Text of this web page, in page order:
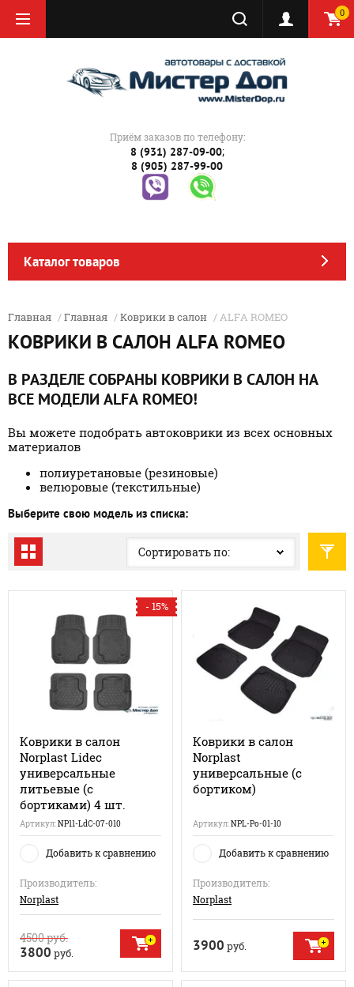
0
Приём заказов по телефону:
8 (931) 287-09-00;
8 (905) 287-99-00
Каталог товаров
Главная /Главная /Коврики в салон / ALFA ROMEO
КОВРИКИ В САЛОН ALFA ROMEO
В РАЗДЕЛЕ СОБРАНЫ КОВРИКИ В САЛОН НА
ВСЕ МОДЕЛИ ALFA ROMEO!
Вы можете подобрать автоковрики из всех основных
материалов
полиуретановые (резиновые)
велюровые (текстильные)
Выберите свою модель из списка:
Сортировать по:
- 15%
Коврики в салон
Norplast Lidec
универсальные
литьевые (с
бортиками) 4 шт.
Артикул:NP11-LdC-07-010
Добавить к сравнению
Производитель:
Norplast
4500руб.
3800 руб.
Коврики в салон
Norplast
универсальные (с
бортиком)
Артикул:NPL-Po-01-10
Добавить к сравнению
Производитель:
Norplast
3900 руб.